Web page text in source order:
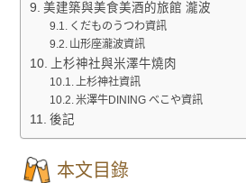
美建築與美食美酒的旅館 瀧波
くだものうつわ資訊
山形座瀧波資訊
上杉神社與米澤牛燒肉
上杉神社資訊
米澤牛DINING べこや資訊
後記
本文目錄